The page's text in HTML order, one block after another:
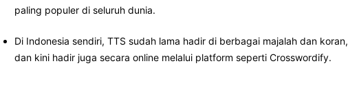
paling populer di seluruh dunia.
Di Indonesia sendiri, TTS sudah lama hadir di berbagai majalah dan koran,
dan kini hadir juga secara online melalui platform seperti Crosswordify.